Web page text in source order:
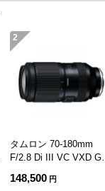
2
タムロン 70-180mm
F/2.8 Di III VC VXD G2
(Model A065)
148,500 円